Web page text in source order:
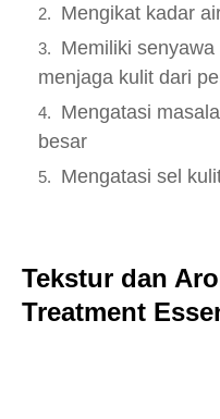
Mengikat kadar
Memiliki
menjaga kulit dari
Mengatasi
besar
Mengatasi sel
Tekstur dan
Treatment